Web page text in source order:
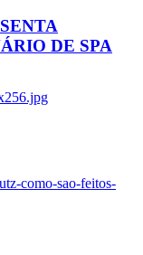
DE SPA
como-sao-feitos-